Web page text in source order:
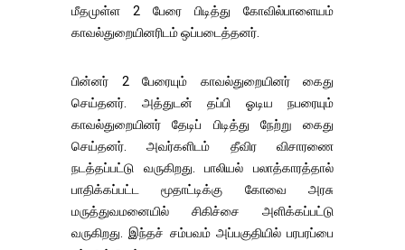
மீதமுள்ள 2 பேரை பிடித்து கோவில்பாளையம்
காவல்துறையினரிடம் ஒப்படைத்தனர்.
பின்னர் 2 பேரையும் காவல்துறையினர் கைது
செய்தனர். அத்துடன் தப்பி ஓடிய நபரையும்
காவல்துறையினர் தேடிப் பிடித்து நேற்று கைது
செய்தனர். அவர்களிடம் தீவிர விசாரணை
நடத்தப்பட்டு வருகிறது. பாலியல் பலாத்காரத்தால்
பாதிக்கப்பட்ட மூதாட்டிக்கு கோவை அரசு
மருத்துவமனையில் சிகிச்சை அளிக்கப்பட்டு
வருகிறது. இந்தச் சம்பவம் அப்பகுதியில் பரபரப்பை